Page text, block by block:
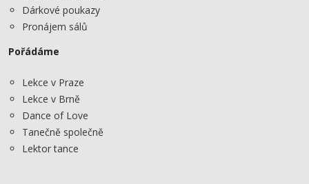
Dárkové poukazy
Pronájem sálů
Pořádáme
Lekce v Praze
Lekce v Brně
Dance of Love
Tanečně společně
Lektor tance